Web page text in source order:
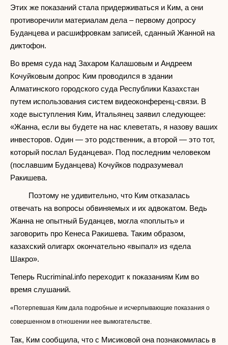
Этих же показаний стала придерживаться и Ким, а они
противоречили материалам дела – первому допросу
Буданцева и расшифровкам записей, сданный Жанной на
диктофон.
Во время суда над Захаром Калашовым и Андреем
Кочуйковым допрос Ким проводился в здании
Алматинского городского суда Республики Казахстан
путем использования систем видеоконференц-связи. В
ходе выступления Ким, Итальянец заявил следующее:
«Жанна, если вы будете на нас клеветать, я назову ваших
инвесторов. Один — это родственник, а второй — это тот,
который послал Буданцева». Под последним человеком
(пославшим Буданцева) Кочуйков подразумевал
Ракишева.
Поэтому не удивительно, что Ким отказалась
отвечать на вопросы обвиняемых и их адвокатом. Ведь
Жанна не опытный Буданцев, могла «поплыть» и
заговорить про Кенеса Ракишева. Таким образом,
казахский олигарх окончательно «выпал» из «дела
Шакро».
Теперь Rucriminal.info переходит к показаниям Ким во
время слушаний.
«Потерпевшая Ким дала подробные и исчерпывающие показания о
совершенном в отношении нее вымогательстве.
Так, Ким сообщила, что с Мисиковой она познакомилась в